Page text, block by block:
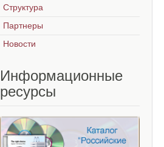
Структура
Партнеры
Новости
Информационные
ресурсы